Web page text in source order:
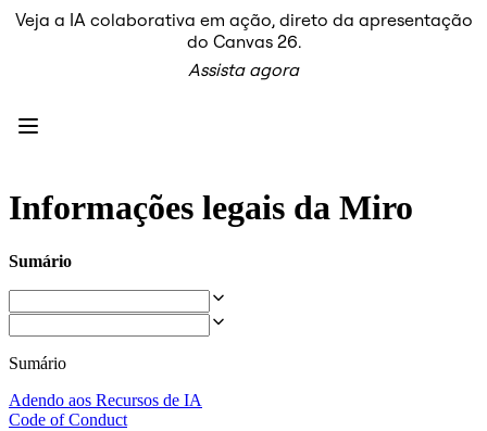
Canvas inteligente™
AI Workflows
Conectores
Servidor MCP
Planos de ação
Integrações
Formatos
Veja a IA colaborativa em ação, direto da apresentação
do Canvas 26.
Assista agora
Informações legais da Miro
Sumário
Sumário
Adendo aos Recursos de IA
Code of Conduct